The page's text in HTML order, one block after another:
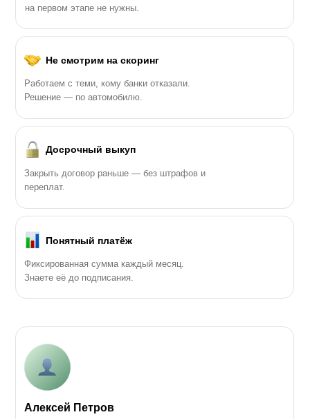
на первом этапе не нужны.
Работаем с теми, кому банки отказали.
Решение — по автомобилю.
Не смотрим на скоринг
Закрыть договор раньше — без штрафов и
переплат.
Досрочный выкуп
Фиксированная сумма каждый месяц.
Знаете её до подписания.
Понятный платёж
Алексей Петров